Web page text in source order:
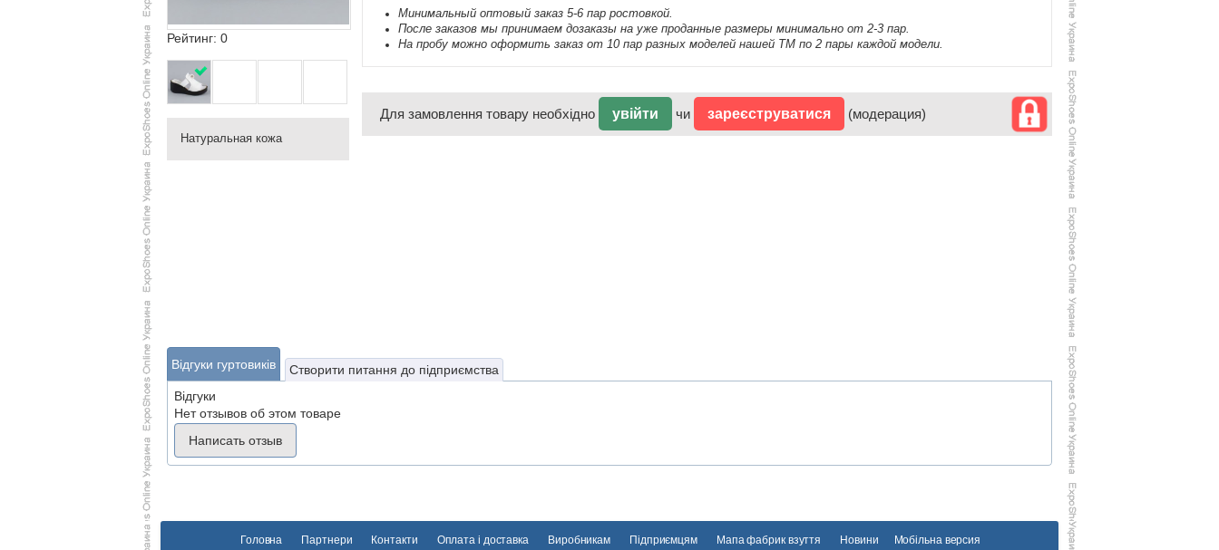
Рейтинг: 0
Натуральная кожа
Минимальный оптовый заказ 5-6 пар ростовкой.
После заказов мы принимаем дозаказы на уже проданные размеры минимально от 2-3 пар.
На пробу можно оформить заказ от 10 пар разных моделей нашей ТМ по 2 пары каждой модели.
Для замовлення товару необхідно увійти чи зареєструватися (модерация)
Відгуки гуртовиків
Створити питання до підприємства
Відгуки
Нет отзывов об этом товаре
Написать отзыв
Головна Партнери Контакти Оплата і доставка Виробникам Підприємцям Мапа фабрик взуття Новини Мобільна версия